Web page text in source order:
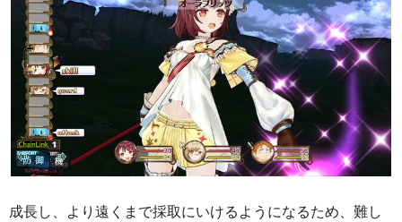
成長し、より遠くまで採取にいけるようになるため、難し